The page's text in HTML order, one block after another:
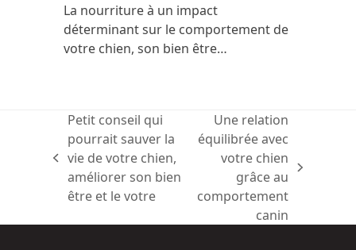
La nourriture à un impact
déterminant sur le comportement de
votre chien, son bien être…
previous
post:
Petit conseil qui
pourrait sauver la
vie de votre chien,
améliorer son bien
être et le votre
post:
Une relation
équilibrée avec
votre chien
grâce au
comportement
canin